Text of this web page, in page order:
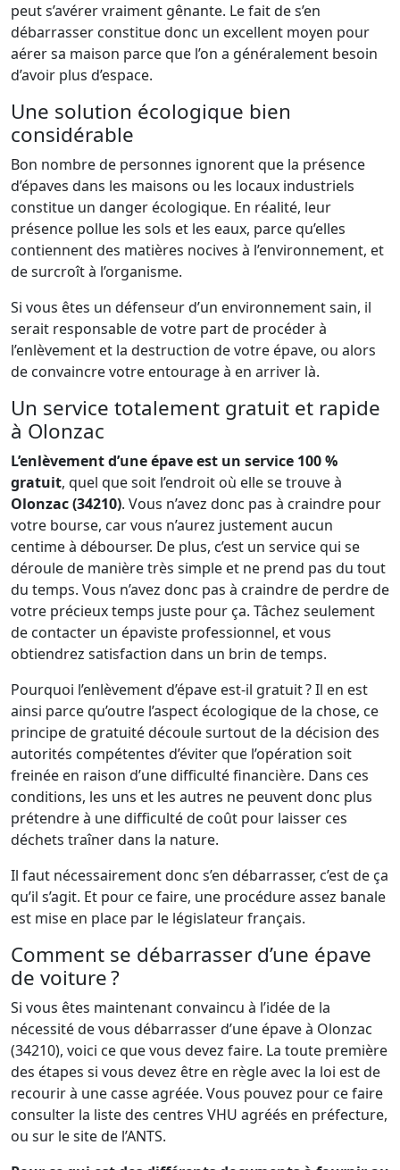
peut s’avérer vraiment gênante. Le fait de s’en
débarrasser constitue donc un excellent moyen pour
aérer sa maison parce que l’on a généralement besoin
d’avoir plus d’espace.
Une solution écologique bien
considérable
Bon nombre de personnes ignorent que la présence
d’épaves dans les maisons ou les locaux industriels
constitue un danger écologique. En réalité, leur
présence pollue les sols et les eaux, parce qu’elles
contiennent des matières nocives à l’environnement, et
de surcroît à l’organisme.
Si vous êtes un défenseur d’un environnement sain, il
serait responsable de votre part de procéder à
l’enlèvement et la destruction de votre épave, ou alors
de convaincre votre entourage à en arriver là.
Un service totalement gratuit et rapide
à Olonzac
L’enlèvement d’une épave est un service 100 %
gratuit, quel que soit l’endroit où elle se trouve à
Olonzac (34210). Vous n’avez donc pas à craindre pour
votre bourse, car vous n’aurez justement aucun
centime à débourser. De plus, c’est un service qui se
déroule de manière très simple et ne prend pas du tout
du temps. Vous n’avez donc pas à craindre de perdre de
votre précieux temps juste pour ça. Tâchez seulement
de contacter un épaviste professionnel, et vous
obtiendrez satisfaction dans un brin de temps.
Pourquoi l’enlèvement d’épave est-il gratuit ? Il en est
ainsi parce qu’outre l’aspect écologique de la chose, ce
principe de gratuité découle surtout de la décision des
autorités compétentes d’éviter que l’opération soit
freinée en raison d’une difficulté financière. Dans ces
conditions, les uns et les autres ne peuvent donc plus
prétendre à une difficulté de coût pour laisser ces
déchets traîner dans la nature.
Il faut nécessairement donc s’en débarrasser, c’est de ça
qu’il s’agit. Et pour ce faire, une procédure assez banale
est mise en place par le législateur français.
Comment se débarrasser d’une épave
de voiture ?
Si vous êtes maintenant convaincu à l’idée de la
nécessité de vous débarrasser d’une épave à Olonzac
(34210), voici ce que vous devez faire. La toute première
des étapes si vous devez être en règle avec la loi est de
recourir à une casse agréée. Vous pouvez pour ce faire
consulter la liste des centres VHU agréés en préfecture,
ou sur le site de l’ANTS.